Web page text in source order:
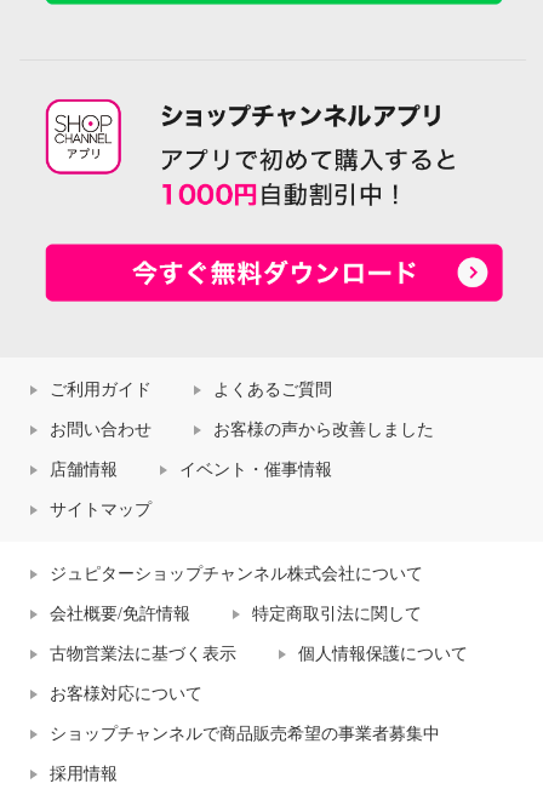
ご利用ガイド よくあるご質問
お問い合わせ お客様の声から改善しました
店舗情報 イベント・催事情報
サイトマップ
ジュピターショップチャンネル株式会社について
会社概要/免許情報 特定商取引法に関して
古物営業法に基づく表示 個人情報保護について
お客様対応について
ショップチャンネルで商品販売希望の事業者募集中
採用情報